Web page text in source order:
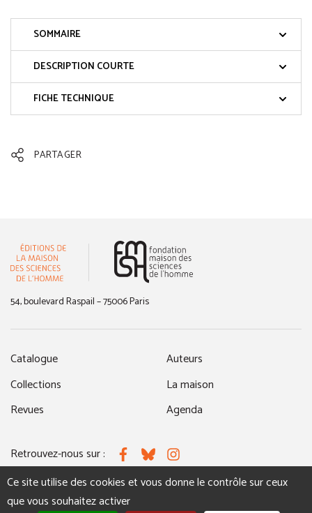
SOMMAIRE
DESCRIPTION COURTE
FICHE TECHNIQUE
PARTAGER
54, boulevard Raspail – 75006 Paris
Catalogue
Collections
Revues
Auteurs
La maison
Agenda
Retrouvez-nous sur : FacebookBlueskyInstagram
Ce site utilise des cookies et vous donne le contrôle sur ceux
que vous souhaitez activer